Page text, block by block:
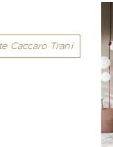
Caccaro Trani